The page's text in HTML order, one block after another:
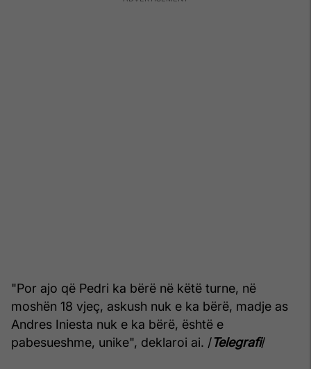
"Por ajo që Pedri ka bërë në këtë turne, në
moshën 18 vjeç, askush nuk e ka bërë, madje as
Andres Iniesta nuk e ka bërë, është e
pabesueshme, unike", deklaroi ai. /Telegrafi/